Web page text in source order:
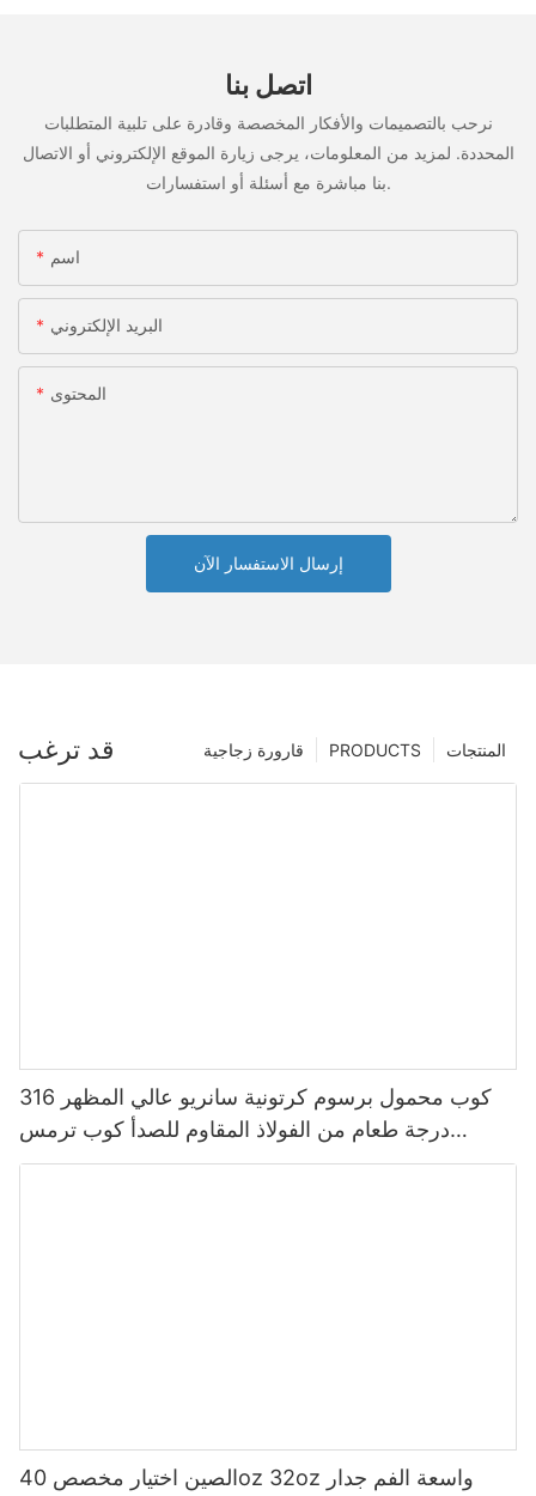
اتصل بنا
نرحب بالتصميمات والأفكار المخصصة وقادرة على تلبية المتطلبات
المحددة. لمزيد من المعلومات، يرجى زيارة الموقع الإلكتروني أو الاتصال
بنا مباشرة مع أسئلة أو استفسارات.
اسم
البريد الإلكتروني
المحتوى
إرسال الاستفسار الآن
قد ترغب المنتجات PRODUCTS قارورة زجاجية
كوب محمول برسوم كرتونية سانريو عالي المظهر 316
درجة طعام من الفولاذ المقاوم للصدأ كوب ترمس
للأطفال
الصين اختيار مخصص 40oz 32oz واسعة الفم جدار